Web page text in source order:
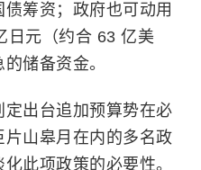
筹资；政府也可动用
日元（约合 63 亿美
储备资金。
出台追加预算势在必
山皋月在内的多名政
此项政策的必要性。